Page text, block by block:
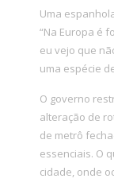
Uma
“Na Europa é
eu vejo que
uma espécie
O governo
alteração de
de metrô
essenciais. O
cidade, onde